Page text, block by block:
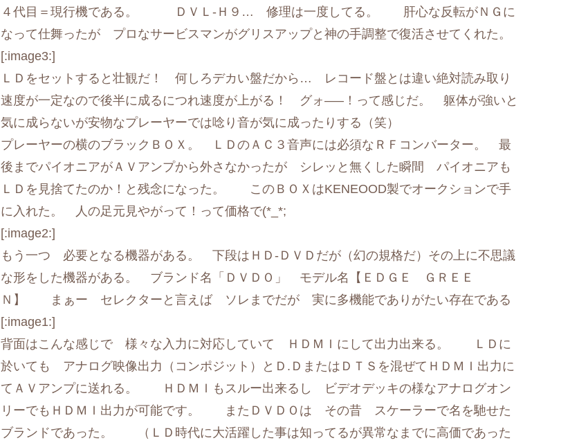
４代目＝現行機である。 ＤＶＬ-Ｈ９… 修理は一度してる。 肝心な反転がＮＧに
なって仕舞ったが プロなサービスマンがグリスアップと神の手調整で復活させてくれた。
[:image3:]
ＬＤをセットすると壮観だ！ 何しろデカい盤だから… レコード盤とは違い絶対読み取り
速度が一定なので後半に成るにつれ速度が上がる！ グォ—–！って感じだ。 躯体が強いと
気に成らないが安物なプレーヤーでは唸り音が気に成ったりする（笑）
プレーヤーの横のブラックＢＯＸ。 ＬＤのＡＣ３音声には必須なＲＦコンバーター。 最
後までパイオニアがＡＶアンプから外さなかったが シレッと無くした瞬間 パイオニアも
ＬＤを見捨てたのか！と残念になった。 このＢＯＸはKENEOOD製でオークションで手
に入れた。 人の足元見やがって！って価格で(*_*;
[:image2:]
もう一つ 必要となる機器がある。 下段はＨＤ-ＤＶＤだが（幻の規格だ）その上に不思議
な形をした機器がある。 ブランド名「ＤＶＤＯ」 モデル名【ＥＤＧＥ ＧＲＥＥ
Ｎ】 まぁー セレクターと言えば ソレまでだが 実に多機能でありがたい存在である
[:image1:]
背面はこんな感じで 様々な入力に対応していて ＨＤＭＩにして出力出来る。 ＬＤに
於いても アナログ映像出力（コンポジット）とＤ.ＤまたはＤＴＳを混ぜてＨＤＭＩ出力に
てＡＶアンプに送れる。 ＨＤＭＩもスルー出来るし ビデオデッキの様なアナログオン
リーでもＨＤＭＩ出力が可能です。 またＤＶＤＯは その昔 スケーラーで名を馳せた
ブランドであった。 （ＬＤ時代に大活躍した事は知ってるが異常なまでに高価であった